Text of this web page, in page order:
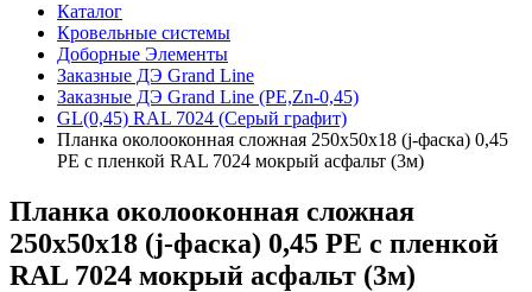
Каталог
Кровельные системы
Доборные Элементы
Заказные ДЭ Grand Line
Заказные ДЭ Grand Line (PE,Zn-0,45)
GL(0,45) RAL 7024 (Серый графит)
Планка околооконная сложная 250х50х18 (j-фаска) 0,45
PE с пленкой RAL 7024 мокрый асфальт (3м)
Планка околооконная сложная
250х50х18 (j-фаска) 0,45 PE с пленкой
RAL 7024 мокрый асфальт (3м)